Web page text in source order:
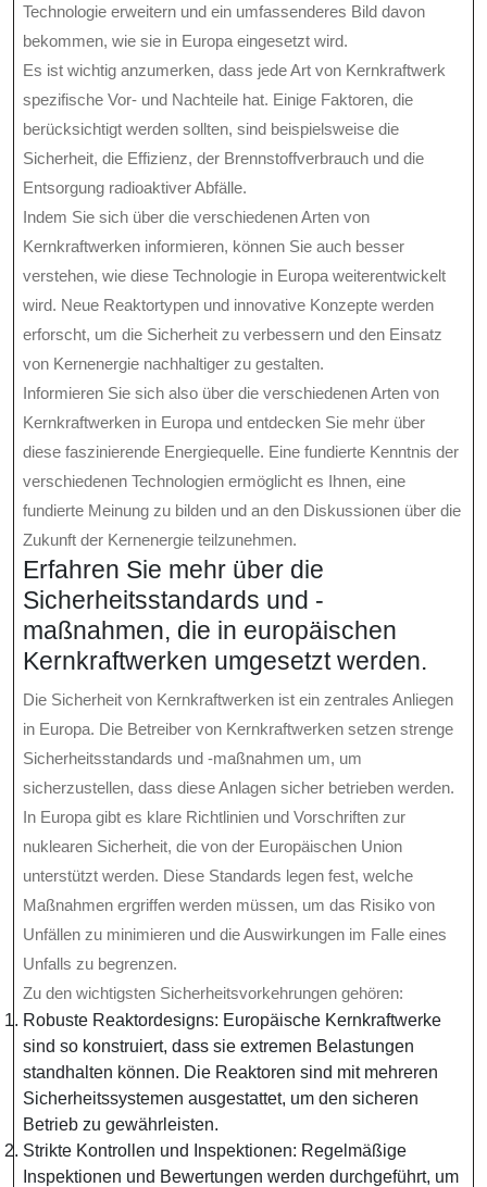
Technologie erweitern und ein umfassenderes Bild davon
bekommen, wie sie in Europa eingesetzt wird.
Es ist wichtig anzumerken, dass jede Art von Kernkraftwerk
spezifische Vor- und Nachteile hat. Einige Faktoren, die
berücksichtigt werden sollten, sind beispielsweise die
Sicherheit, die Effizienz, der Brennstoffverbrauch und die
Entsorgung radioaktiver Abfälle.
Indem Sie sich über die verschiedenen Arten von
Kernkraftwerken informieren, können Sie auch besser
verstehen, wie diese Technologie in Europa weiterentwickelt
wird. Neue Reaktortypen und innovative Konzepte werden
erforscht, um die Sicherheit zu verbessern und den Einsatz
von Kernenergie nachhaltiger zu gestalten.
Informieren Sie sich also über die verschiedenen Arten von
Kernkraftwerken in Europa und entdecken Sie mehr über
diese faszinierende Energiequelle. Eine fundierte Kenntnis der
verschiedenen Technologien ermöglicht es Ihnen, eine
fundierte Meinung zu bilden und an den Diskussionen über die
Zukunft der Kernenergie teilzunehmen.
Erfahren Sie mehr über die
Sicherheitsstandards und -
maßnahmen, die in europäischen
Kernkraftwerken umgesetzt werden.
Die Sicherheit von Kernkraftwerken ist ein zentrales Anliegen
in Europa. Die Betreiber von Kernkraftwerken setzen strenge
Sicherheitsstandards und -maßnahmen um, um
sicherzustellen, dass diese Anlagen sicher betrieben werden.
In Europa gibt es klare Richtlinien und Vorschriften zur
nuklearen Sicherheit, die von der Europäischen Union
unterstützt werden. Diese Standards legen fest, welche
Maßnahmen ergriffen werden müssen, um das Risiko von
Unfällen zu minimieren und die Auswirkungen im Falle eines
Unfalls zu begrenzen.
Zu den wichtigsten Sicherheitsvorkehrungen gehören:
Robuste Reaktordesigns: Europäische Kernkraftwerke
sind so konstruiert, dass sie extremen Belastungen
standhalten können. Die Reaktoren sind mit mehreren
Sicherheitssystemen ausgestattet, um den sicheren
Betrieb zu gewährleisten.
Strikte Kontrollen und Inspektionen: Regelmäßige
Inspektionen und Bewertungen werden durchgeführt, um